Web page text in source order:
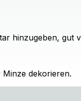
hinzugeben, gut
Minze dekorieren.